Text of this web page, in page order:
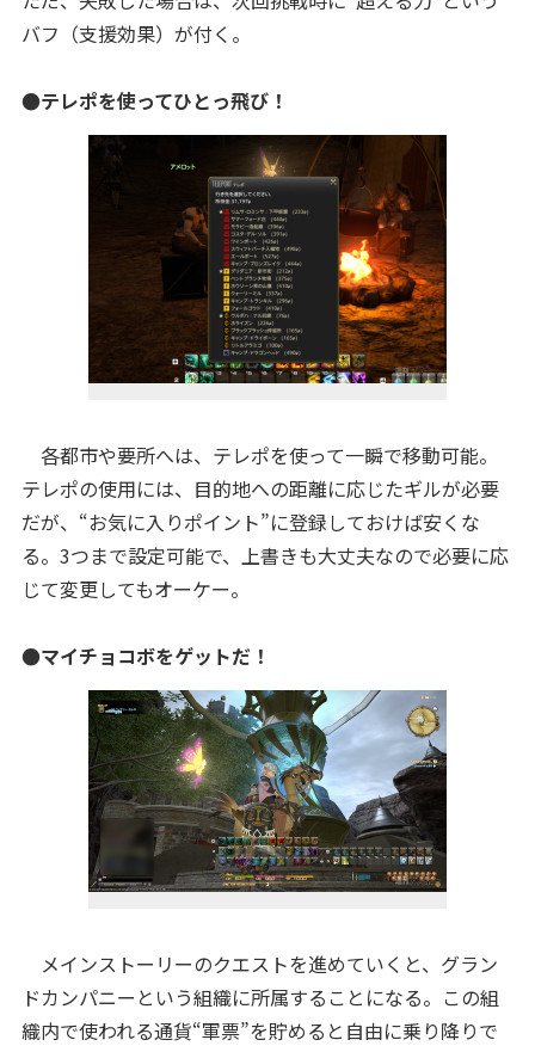
バフ（支援効果）が付く。
●テレポを使ってひとっ飛び！
各都市や要所へは、テレポを使って一瞬で移動可能。
テレポの使用には、目的地への距離に応じたギルが必要
だが、“お気に入りポイント”に登録しておけば安くな
る。3つまで設定可能で、上書きも大丈夫なので必要に応
じて変更してもオーケー。
●マイチョコボをゲットだ！
メインストーリーのクエストを進めていくと、グラン
ドカンパニーという組織に所属することになる。この組
織内で使われる通貨“軍票”を貯めると自由に乗り降りで